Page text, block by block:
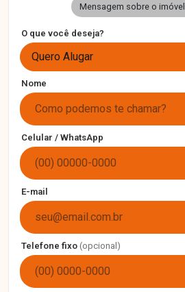
Mensagem sobre o imóvel
O que você deseja?
Quero Alugar
Nome
Celular / WhatsApp
E-mail
Telefone fixo (opcional)